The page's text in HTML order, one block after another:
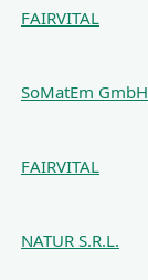
FAIRVITAL
SoMatEm GmbH
FAIRVITAL
NATUR S.R.L.